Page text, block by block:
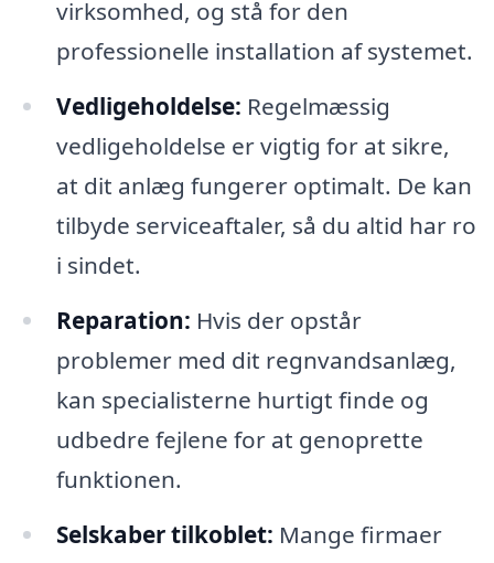
virksomhed, og stå for den
professionelle installation af systemet.
Vedligeholdelse: Regelmæssig
vedligeholdelse er vigtig for at sikre,
at dit anlæg fungerer optimalt. De kan
tilbyde serviceaftaler, så du altid har ro
i sindet.
Reparation: Hvis der opstår
problemer med dit regnvandsanlæg,
kan specialisterne hurtigt finde og
udbedre fejlene for at genoprette
funktionen.
Selskaber tilkoblet: Mange firmaer